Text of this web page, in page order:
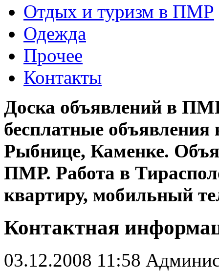
Отдых и туризм в ПМР
Одежда
Прочее
Контакты
Доска объявлений в
бесплатные объявления
Рыбнице, Каменке.
ПМР. Работа в
квартиру, мобильный
Контактная
03.12.2008 11:58